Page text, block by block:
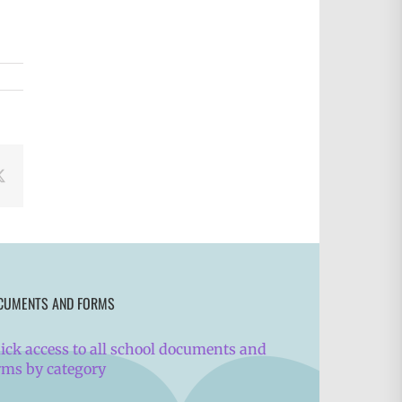
AND FORMS
access to all school documents and
by category